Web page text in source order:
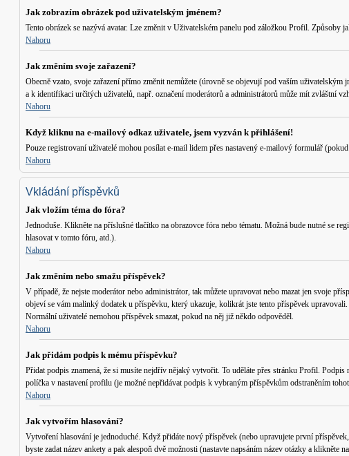
Jak zobrazím obrázek pod uživatelským jménem?
Tento obrázek se nazývá avatar. Lze změnit v Uživatelském panelu pod záložkou Profil.
Nahoru
Jak změním svoje zařazení?
Obecně vzato, svoje zařazení přímo změnit nemůžete (úrovně se objevují pod vaším
a k identifikaci určitých uživatelů, např. označení moderátorů a administrátorů může mít zvláštní
Nahoru
Když kliknu na e-mailový odkaz uživatele, jsem vyzván k přihlášení!
Pouze registrovaní uživatelé mohou posílat e-mail lidem přes nastavený e-mailový formulář
Nahoru
Vkládání příspěvků
Jak vložím téma do fóra?
Jednoduše. Klikněte na příslušné tlačítko na obrazovce fóra nebo tématu. Možná bude nutné se
hlasovat v tomto fóru, atd.).
Nahoru
Jak změním nebo smažu příspěvek?
V případě, že nejste moderátor nebo administrátor, tak můžete upravovat nebo mazat jen svoje
objeví se vám malinký dodatek u příspěvku, který ukazuje, kolikrát jste tento příspěvek
Normální uživatelé nemohou příspěvek smazat, pokud na něj již někdo odpověděl.
Nahoru
Jak přidám podpis k mému příspěvku?
Přidat podpis znamená, že si musíte nejdřív nějaký vytvořit. To uděláte přes stránku Profil. Podpis
políčka v nastavení profilu (je možné nepřidávat podpis k vybraným příspěvkům odstraněním
Nahoru
Jak vytvořím hlasování?
Vytvoření hlasování je jednoduché. Když přidáte nový příspěvek (nebo upravujete první
byste zadat název ankety a pak alespoň dvě možnosti (nastavte napsáním název otázky a klikněte na